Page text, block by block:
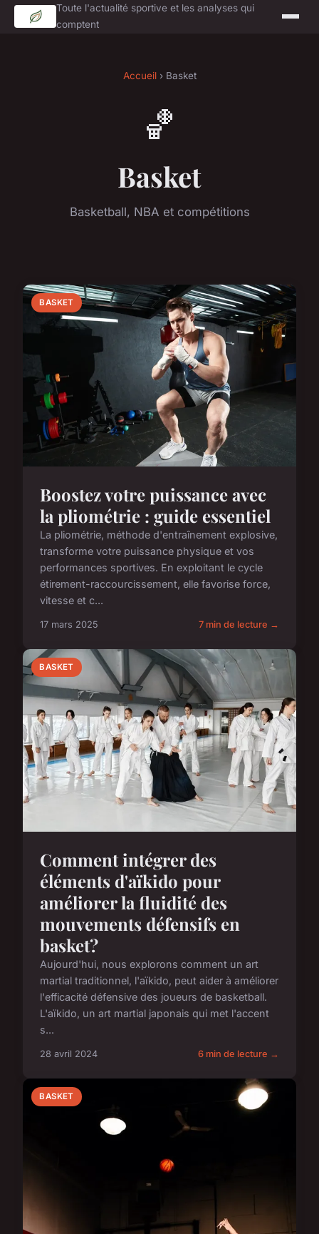
Toute l'actualité sportive et les analyses qui
comptent
Accueil› Basket
🏀
Basket
Basketball, NBA et compétitions
BASKET
Boostez votre puissance avec
la pliométrie : guide essentiel
La pliométrie, méthode d'entraînement explosive,
transforme votre puissance physique et vos
performances sportives. En exploitant le cycle
étirement-raccourcissement, elle favorise force,
vitesse et c...
17 mars 2025 7 min de lecture →
BASKET
Comment intégrer des
éléments d'aïkido pour
améliorer la fluidité des
mouvements défensifs en
basket?
Aujourd'hui, nous explorons comment un art
martial traditionnel, l'aïkido, peut aider à améliorer
l'efficacité défensive des joueurs de basketball.
L'aïkido, un art martial japonais qui met l'accent
s...
28 avril 2024 6 min de lecture →
BASKET